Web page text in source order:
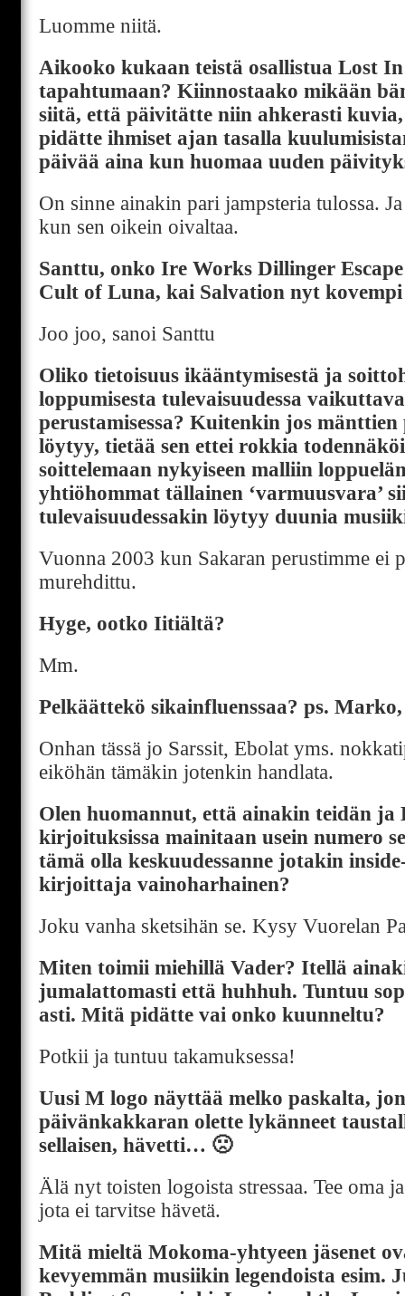
Luomme niitä.
Aikooko kukaan teistä osallistua Lost
tapahtumaan? Kiinnostaako mikään
siitä, että päivitätte niin ahkerasti
pidätte ihmiset ajan tasalla
päivää aina kun huomaa uuden
On sinne ainakin pari jampsteria tulossa.
kun sen oikein oivaltaa.
Santtu, onko Ire Works Dillinger
Cult of Luna, kai Salvation nyt
Joo joo, sanoi Santtu
Oliko tietoisuus ikääntymisestä ja
loppumisesta tulevaisuudessa
perustamisessa? Kuitenkin jos
löytyy, tietää sen ettei rokkia
soittelemaan nykyiseen malliin
yhtiöhommat tällainen ‘varmuusvara’
tulevaisuudessakin löytyy duunia
Vuonna 2003 kun Sakaran perustimme ei
murehdittu.
Hyge, ootko Iitiältä?
Mm.
Pelkäättekö sikainfluenssaa? ps.
Onhan tässä jo Sarssit, Ebolat yms.
eiköhän tämäkin jotenkin handlata.
Olen huomannut, että ainakin teidän ja
kirjoituksissa mainitaan usein numero
tämä olla keskuudessanne jotakin
kirjoittaja vainoharhainen?
Joku vanha sketsihän se. Kysy Vuorelan
Miten toimii miehillä Vader? Itellä
jumalattomasti että huhhuh. Tuntuu
asti. Mitä pidätte vai onko kuunneltu?
Potkii ja tuntuu takamuksessa!
Uusi M logo näyttää melko paskalta,
päivänkakkaran olette lykänneet
sellaisen, hävetti… 🙁
Älä nyt toisten logoista stressaa. Tee oma
jota ei tarvitse hävetä.
Mitä mieltä Mokoma-yhtyeen jäsenet
kevyemmän musiikin legendoista esim.